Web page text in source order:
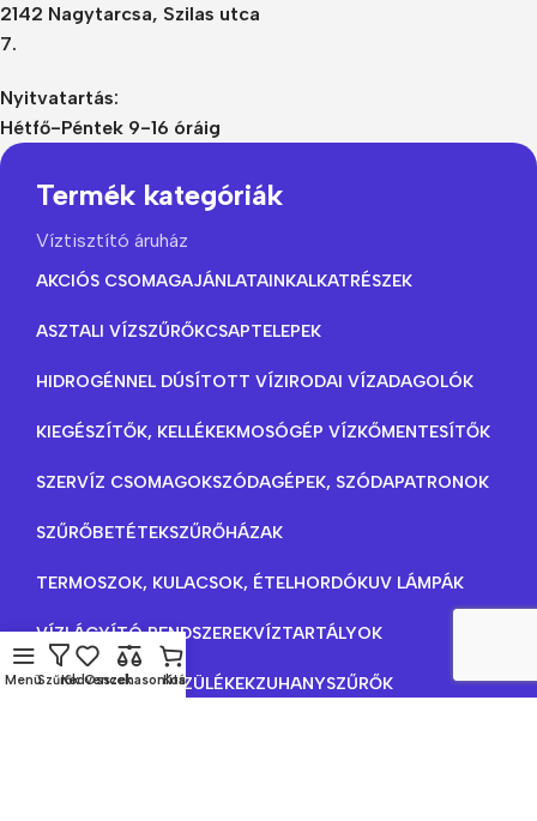
2142 Nagytarcsa, Szilas utca
7.
Nyitvatartás:
Hétfő-Péntek 9-16 óráig
Termék kategóriák
Víztisztító áruház
AKCIÓS CSOMAGAJÁNLATAINKALKATRÉSZEK
ASZTALI VÍZSZŰRŐKCSAPTELEPEK
HIDROGÉNNEL DÚSÍTOTT VÍZIRODAI VÍZADAGOLÓK
KIEGÉSZÍTŐK, KELLÉKEKMOSÓGÉP VÍZKŐMENTESÍTŐK
SZERVÍZ CSOMAGOKSZÓDAGÉPEK, SZÓDAPATRONOK
SZŰRŐBETÉTEKSZŰRŐHÁZAK
TERMOSZOK, KULACSOK, ÉTELHORDÓKUV LÁMPÁK
VÍZLÁGYÍTÓ RENDSZEREKVÍZTARTÁLYOK
VÍZTISZTÍTÓ KÉSZÜLÉKEKZUHANYSZŰRŐK
MenüSzűrőkKedvencek
Összehasonlítás
Kosár